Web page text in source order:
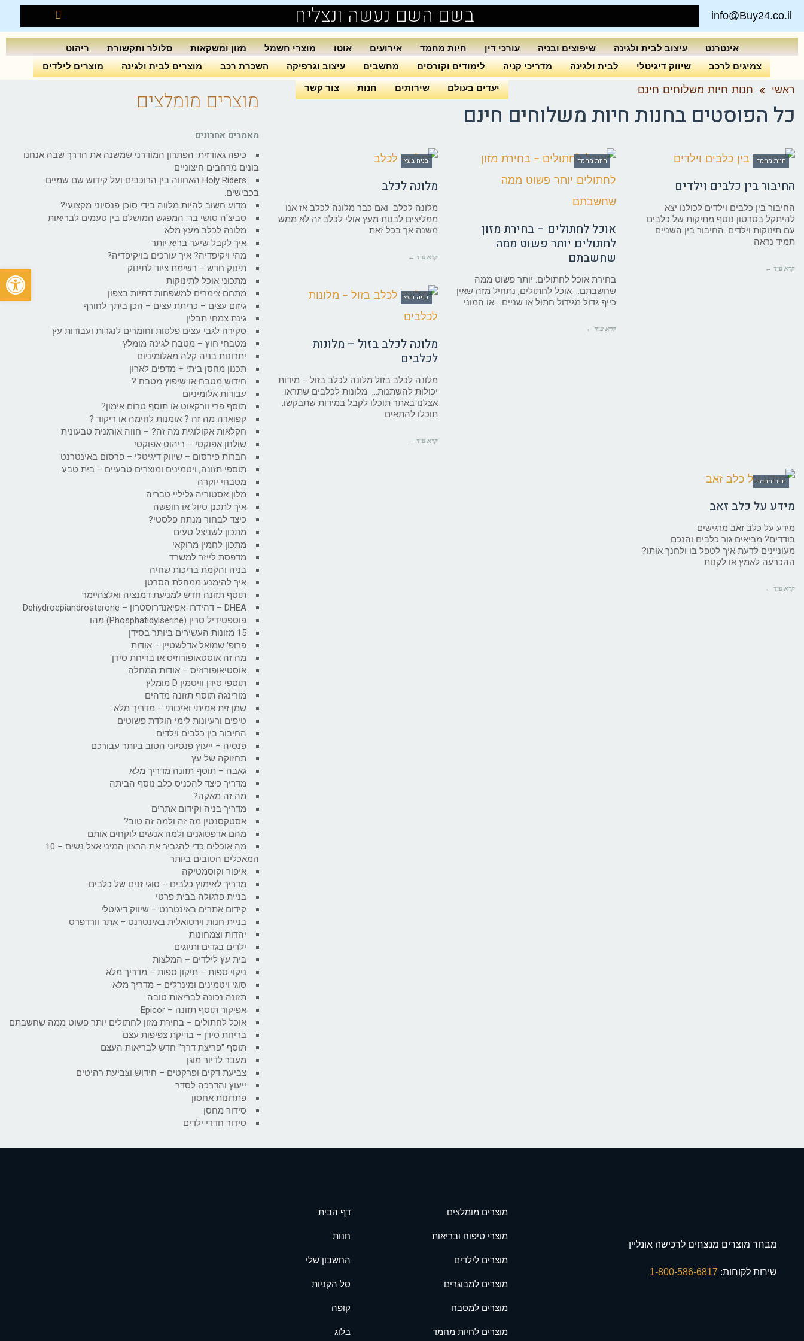
info@Buy24.co.il בשם השם נעשה ונצליח
אינטרנט עיצוב לבית ולגינה שיפוצים ובניה עורכי דין חיות מחמד אירועים אוטו מוצרי חשמל מזון ומשקאות סלולר ותקשורת
ריהוט
צמיגים לרכב
שיווק דיגיטלי לבית ולגינה מדריכי קניה לימודים וקורסים מחשבים עיצוב וגרפיקה השכרת רכב מוצרים לבית ולגינה מוצרים לילדים
יעדים בעולם שירותים חנות צור קשר ראשי » חנות חיות משלוחים חינם
כל הפוסטים בחנות חיות משלוחים חינם
חיות מחמד
החיבור בין כלבים וילדים
החיבור בין כלבים וילדים לכולנו יצא
להיתקל בסרטון נוטף מתיקות של כלבים
עם תינוקות וילדים. החיבור בין השניים
תמיד נראה
קרא עוד ←
חיות מחמד
אוכל לחתולים – בחירת מזון
לחתולים יותר פשוט ממה
שחשבתם
בחירת אוכל לחתולים. יותר פשוט ממה
שחשבתם… אוכל לחתולים, נתחיל מזה שאין
כייף גדול מגידול חתול או שניים… או המוני
קרא עוד ←
בניה בעץ
מלונה לכלב
מלונה לכלב ואם כבר מלונה לכלב אז אנו
ממליצים לבנות מעץ אולי לכלב זה לא ממש
משנה אך בכל זאת
קרא עוד ←
בניה בעץ
מלונה לכלב בזול – מלונות
לכלבים
מלונה לכלב בזול מלונה לכלב בזול – מידות
יכולות להשתנות… מלונות לכלבים שתראו
אצלנו באתר תוכלו לקבל במידות שתבקשו,
תוכלו להתאים
קרא עוד ←
חיות מחמד
מידע על כלב זאב
מידע על כלב זאב מרגישים
בודדים? מביאים גור כלבים והנכם
מעוניינים לדעת איך לטפל בו ולחנך אותו?
ההכרעה לאמץ או לקנות
קרא עוד ←
מוצרים מומלצים
מאמרים אחרונים
כיפה גאודזית: הפתרון המודרני שמשנה את הדרך שבה אנחנו
בונים מרחבים חיצוניים
Holy Riders האחווה בין הרוכבים ועל קידוש שם שמיים
בכבישים.
מדוע חשוב להיות מלווה בידי סוכן פנסיוני מקצועי?
סביצ'ה סושי בר: המפגש המושלם בין טעמים לבריאות
מלונה לכלב מעץ מלא
איך לקבל שיער בריא יותר
מהי ויקיפדיה? איך עורכים בויקיפדיה?
תינוק חדש – רשימת ציוד לתינוק
מתכוני אוכל לתינוקות
מתחם צימרים למשפחות דתיות בצפון
גיזום עצים – כריתת עצים – הכן ביתך לחורף
גינת צמחי תבלין
סקירה לגבי עצים פלטות וחומרים לנגרות ועבודות עץ
מטבחי חוץ – מטבח לגינה מומלץ
יתרונות בניה קלה מאלומיניום
תכנון מחסן ביתי + מדפים לארון
חידוש מטבח או שיפוץ מטבח ?
עבודות אלומיניום
תוסף פרי וורקאוט או תוסף טרום אימון?
קפוארה מה זה ? אומנות לחימה או ריקוד ?
חקלאות אקולוגית מה זה? – חווה אורגנית טבעונית
שולחן אפוקסי – ריהוט אפוקסי
חברות פירסום – שיווק דיגיטלי – פרסום באינטרנט
תוספי תזונה, ויטמינים ומוצרים טבעיים – בית טבע
מטבחי יוקרה
מלון אסטוריה גליליי טבריה
איך לתכנן טיול או חופשה
כיצד לבחור מנתח פלסטי?
מתכון לשניצל טעים
מתכון לחמין מרוקאי
מדפסת לייזר למשרד
בניה והקמת בריכות שחיה
איך להימנע ממחלת הסרטן
תוסף תזונה חדש למניעת דמנציה ואלצהיימר
DHEA – דהידרו-אפיאנדרוסטרון – Dehydroepiandrosterone
פוספטידיל סרין (Phosphatidylserine) מהו
15 מזונות העשירים ביותר בסידן
פרופ' שמואל אדלשטיין – אודות
מה זה אוסטאופורוזיס או בריחת סידן
אוסטיאופורוזיס – אודות המחלה
תוספי סידן וויטמין D מומלץ
מורינגה תוסף תזונה מדהים
שמן זית אמיתי ואיכותי – מדריך מלא
טיפים ורעיונות לימי הולדת פשוטים
החיבור בין כלבים וילדים
פנסיה – ייעוץ פנסיוני הטוב ביותר עבורכם
תחזוקה של עץ
גאבה – תוסף תזונה מדריך מלא
מדריך כיצד להכניס כלב נוסף הביתה
מה זה מאקה?
מדריך בניה וקידום אתרים
אסטקסנטין מה זה ולמה זה טוב?
מהם אדפטוגנים ולמה אנשים לוקחים אותם
מה אוכלים כדי להגביר את הרצון המיני אצל נשים – 10
המאכלים הטובים ביותר
איפור וקוסמטיקה
מדריך לאימוץ כלבים – סוגי זנים של כלבים
בניית פרגולה בבית פרטי
קידום אתרים באינטרנט – שיווק דיגיטלי
בניית חנות וירטואלית באינטרנט – אתר וורדפרס
יהדות וצמחונות
ילדים בגדים ותיוגים
בית עץ לילדים – המלצות
ניקוי ספות – תיקון ספות – מדריך מלא
סוגי ויטמינים ומינרלים – מדריך מלא
תזונה נכונה לבריאות טובה
אפיקור תוסף תזונה – Epicor
אוכל לחתולים – בחירת מזון לחתולים יותר פשוט ממה שחשבתם
בריחת סידן – בדיקת צפיפות עצם
תוסף "פריצת דרך" חדש לבריאות העצם
מעבר לדיור מוגן
צביעת דקים ופרקטים – חידוש וצביעת רהיטים
ייעוץ והדרכה לסדר
פתרונות אחסון
סידור מחסן
סידור חדרי ילדים
מבחר מוצרים מנצחים לרכישה אונליין
שירות לקוחות:
מוצרים מומלצים
מוצרי טיפוח ובריאות
מוצרים לילדים
מוצרים למבוגרים
מוצרים למטבח
מוצרים לחיות מחמד
דף הבית
חנות
החשבון שלי
סל הקניות
קופה
בלוג